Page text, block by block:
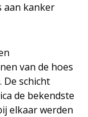
aan kanker
van de hoes
. De schicht
de bekendste
elkaar werden